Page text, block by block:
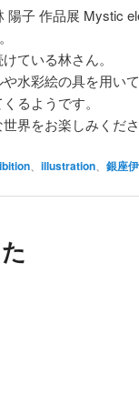
陽子 作品展 Mystic
ている林さん。
水彩絵の具を用い
るようです。
界をお楽しみくださ
illustration 銀座